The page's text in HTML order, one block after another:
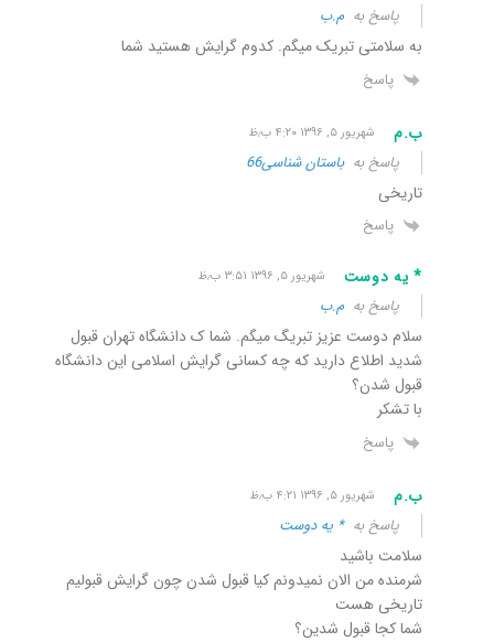
پاسخ به م.ب
به سلامتی تبریک میگم. کدوم گرایش هستید شما
پاسخ
ب.م شهریور ۵, ۱۳۹۶ ۴:۲۰ ب٫ظ
پاسخ بهباستان شناسی66
تاریخی
پاسخ
* یه دوست شهریور ۵, ۱۳۹۶ ۳:۵۱ ب٫ظ
پاسخ به م.ب
سلام دوست عزیز تبریگ میگم. شما ک دانشگاه تهران قبول
شدید اطلاع دارید که چه کسانی گرایش اسلامی این دانشگاه
قبول شدن؟
با تشکر
پاسخ
ب.م شهریور ۵, ۱۳۹۶ ۴:۲۱ ب٫ظ
پاسخ به* یه دوست
سلامت باشید
شرمنده من الان نمیدونم کیا قبول شدن چون گرایش قبولیم
تاریخی هست
شما کجا قبول شدین؟